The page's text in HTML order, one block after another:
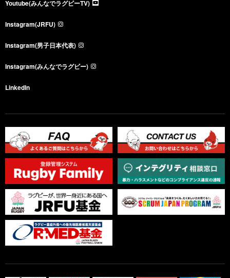
Youtube(みんなでラグビーTV)
Instagram(JRFU)
Instagram(男子日本代表)
Instagram(みんなでラグビー)
LinkedIn